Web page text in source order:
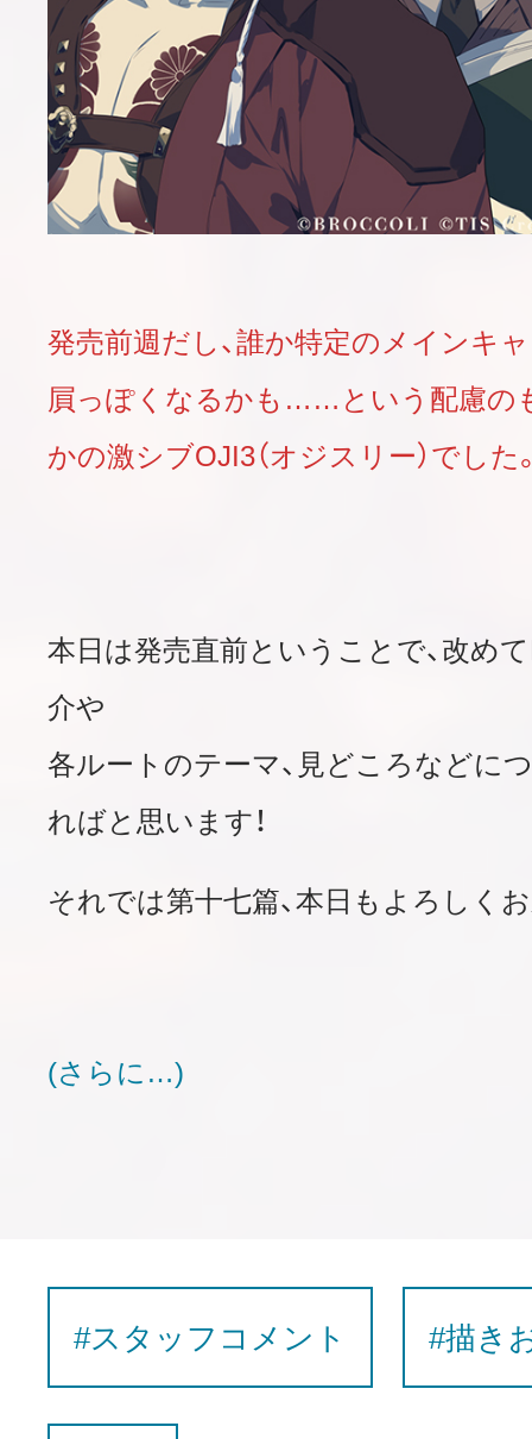
発売前週だし、誰か特定のメインキ
屓っぽくなるかも……という配慮の
かの激シブOJI3（オジスリー） でした
本日は発売直前ということで、改め
介や
各ルートのテーマ、見どころなどに
ればと思います！
それでは第十七篇、本日もよろしく
(さらに…)
#スタッフコメント #描き